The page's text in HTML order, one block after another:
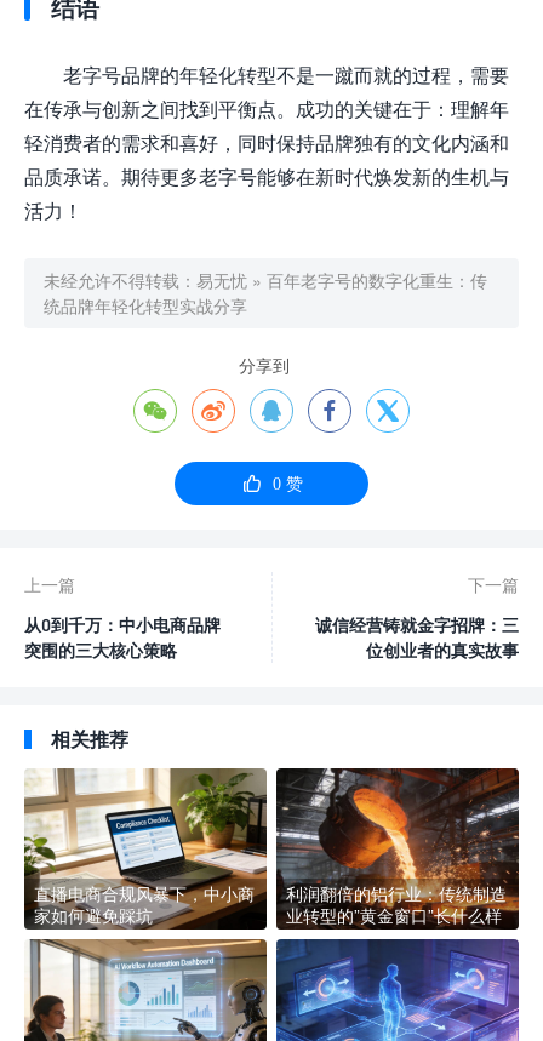
结语
老字号品牌的年轻化转型不是一蹴而就的过程，需要
在传承与创新之间找到平衡点。成功的关键在于：理解年
轻消费者的需求和喜好，同时保持品牌独有的文化内涵和
品质承诺。期待更多老字号能够在新时代焕发新的生机与
活力！
未经允许不得转载： 易无忧 » 百年老字号的数字化重生：传
统品牌年轻化转型实战分享
分享到
    
 0赞
上一篇
从0到千万：中小电商品牌
突围的三大核心策略
下一篇
诚信经营铸就金字招牌：三
位创业者的真实故事
相关推荐
直播电商合规风暴下，中小商
家如何避免踩坑
利润翻倍的铝行业：传统制造
业转型的”黄金窗口”长什么样